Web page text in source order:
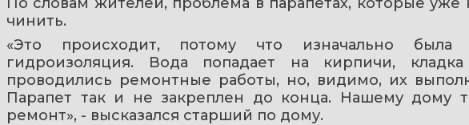
чинить.
«Это происходит, потому что изначально была
гидроизоляция. Вода попадает на кирпичи,
проводились ремонтные работы, но, видимо, их
Парапет так и не закреплен до конца. Нашему дому
ремонт», - высказался старший по дому.